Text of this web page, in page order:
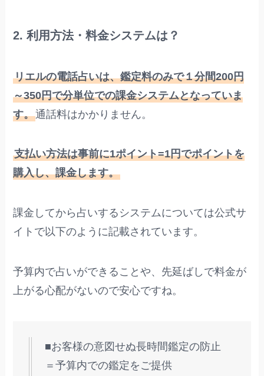
2. 利用方法・料金システムは？
リエルの電話占いは、鑑定料のみで１分間200円
～350円で分単位での課金システムとなっていま
す。通話料はかかりません。
支払い方法は事前に1ポイント=1円でポイントを
購入し、課金します。
課金してから占いするシステムについては公式サ
イトで以下のように記載されています。
予算内で占いができることや、先延ばしで料金が
上がる心配がないので安心ですね。
■お客様の意図せぬ長時間鑑定の防止
＝予算内での鑑定をご提供